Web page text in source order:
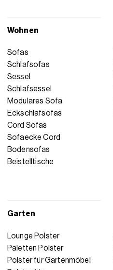
Wohnen
Sofas
Schlafsofas
Sessel
Schlafsessel
Modulares Sofa
Eckschlafsofas
Cord Sofas
Sofaecke Cord
Bodensofas
Beistelltische
Garten
Lounge Polster
Paletten Polster
Polster für Gartenmöbel